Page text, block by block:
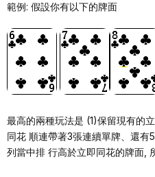
範例: 假設你有以下的牌⾯
最⾼的兩種玩法是 (1)保留現有的
同花 順連帶著3張連續單牌、還
列當中排 ⾏⾼於⽴即同花的牌⾯,